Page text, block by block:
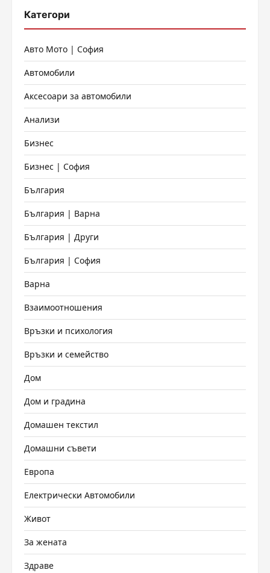
Категори
Авто Мото | София
Автомобили
Аксесоари за автомобили
Анализи
Бизнес
Бизнес | София
България
България | Варна
България | Други
България | София
Варна
Взаимоотношения
Връзки и психология
Връзки и семейство
Дом
Дом и градина
Домашен текстил
Домашни съвети
Европа
Електрически Автомобили
Живот
За жената
Здраве